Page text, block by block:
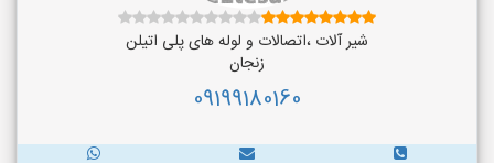
شیر آلات ،اتصالات و لوله های پلی اتیلن
زنجان
09199180160